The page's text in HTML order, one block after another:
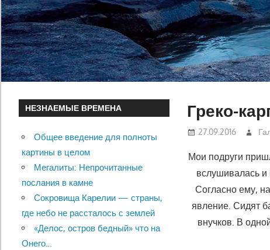
Греко-
27.09.2016
Мои подруги
вслушивалась
Согласно ему,
явление. Сидят
внучков. В
НЕЗНАЕМЫЕ ВРЕМЕНА
Общее введение для полноты
картины в целом
Мегалиты: Непрочитанные
послания в камне
Сокровища Карелии — страны,
где небо не рассталось с землей
«Делос, остров бедный» что на
Онего…